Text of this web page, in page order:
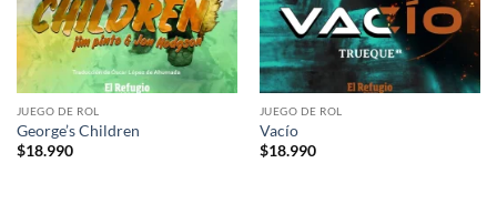
JUEGO DE ROL
George’s Children
$18.990
JUEGO DE ROL
Vacío
$18.990